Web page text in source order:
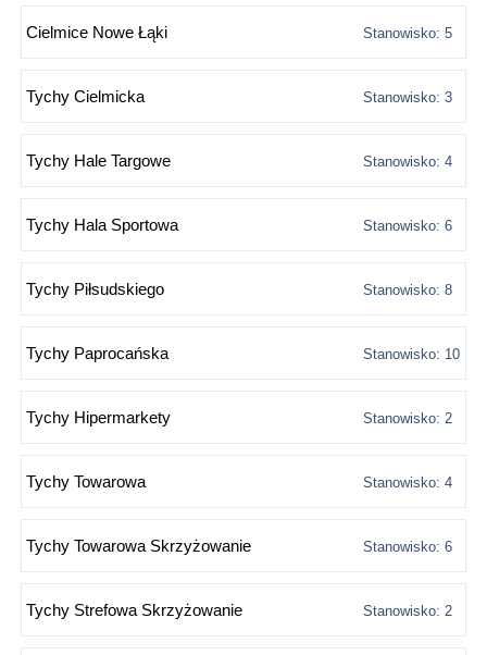
Cielmice Nowe Łąki Stanowisko: 5
Tychy Cielmicka Stanowisko: 3
Tychy Hale Targowe Stanowisko: 4
Tychy Hala Sportowa Stanowisko: 6
Tychy Piłsudskiego Stanowisko: 8
Tychy Paprocańska Stanowisko: 10
Tychy Hipermarkety Stanowisko: 2
Tychy Towarowa Stanowisko: 4
Tychy Towarowa Skrzyżowanie Stanowisko: 6
Tychy Strefowa Skrzyżowanie Stanowisko: 2